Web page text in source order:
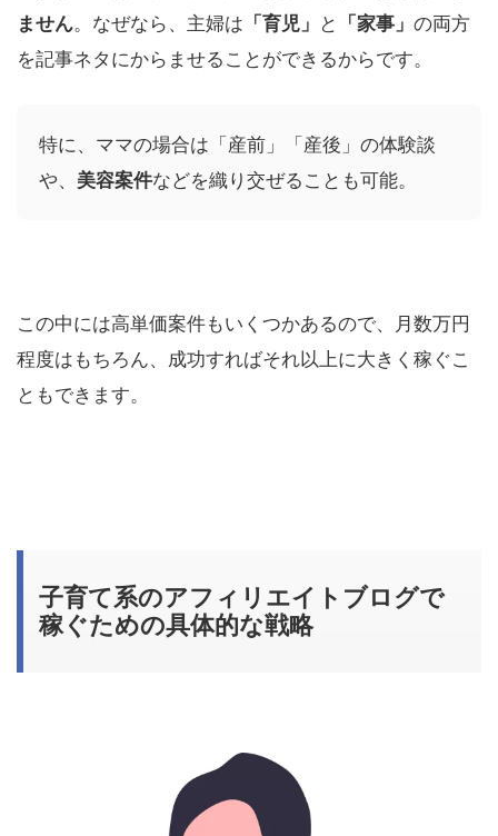
ません。なぜなら、主婦は 「育児」 と 「家事」 の両方
を記事ネタにからませることができるからです。
特に、ママの場合は「産前」「産後」の体験談
や、 美容案件などを織り交ぜることも可能。
この中には高単価案件もいくつかあるので、月数万円
程度はもちろん、成功すればそれ以上に大きく稼ぐこ
ともできます。
子育て系のアフィリエイトブログで
稼ぐための具体的な戦略